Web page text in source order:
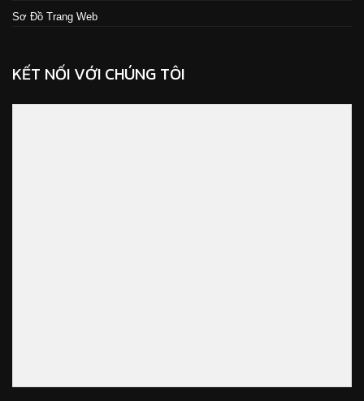
Sơ Đồ Trang Web
KẾT NỐI VỚI CHÚNG TÔI